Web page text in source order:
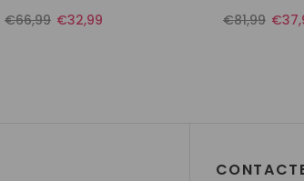
€66,99 €32,99 €81,99